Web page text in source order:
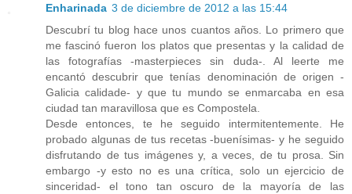
Enharinada 3 de diciembre de 2012 a las 15:44
Descubrí tu blog hace unos cuantos años. Lo primero que
me fascinó fueron los platos que presentas y la calidad de
las fotografías -masterpieces sin duda-. Al leerte me
encantó descubrir que tenías denominación de origen -
Galicia calidade- y que tu mundo se enmarcaba en esa
ciudad tan maravillosa que es Compostela.
Desde entonces, te he seguido intermitentemente. He
probado algunas de tus recetas -buenísimas- y he seguido
disfrutando de tus imágenes y, a veces, de tu prosa. Sin
embargo -y esto no es una crítica, solo un ejercicio de
sinceridad- el tono tan oscuro de la mayoría de las